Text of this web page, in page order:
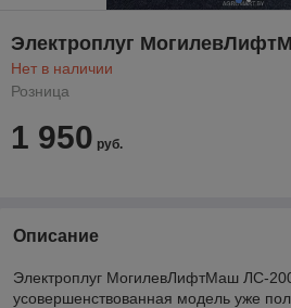
Электроплуг
Нет в наличии
Розница
1 950 руб.
Описание
Электроплуг МогилевЛифтМаш ЛС-
усовершенствованная модель уже